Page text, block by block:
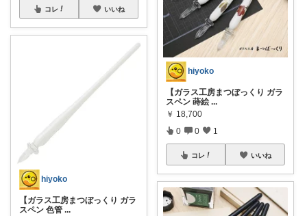
コレ いいね
hiyoko
【ガラス工房まつぼっくり ガラ
スペン 色管 ...
hiyoko
【ガラス工房まつぼっくり ガラ
スペン 蒔絵 ...
￥ 18,700
0 0 1
コレ いいね